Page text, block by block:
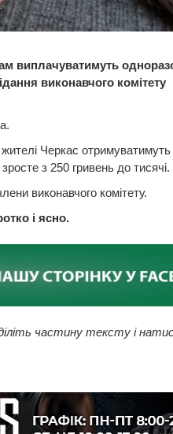
виплачуватимуть
виконавчого комітету
жителі Черкас
з 250 гривень до тисячі.
виконавчого комітету.
і ясно.
частину тексту і